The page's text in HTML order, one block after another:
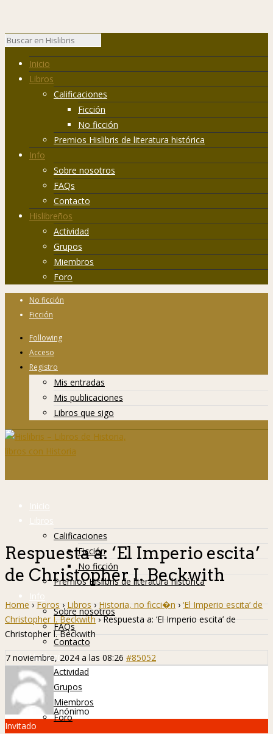
Inicio
Libros
Calificaciones
Ficción
No ficción
Premios Hislibris de literatura histórica
Info
Sobre nosotros
FAQs
Contacto
Hislibreños
Actividad
Grupos
Miembros
Foro
No ficción
Ficción
Following
Acceso
Registro
Mis entradas
Mis publicaciones
Libros que sigo
Inicio
Libros
Calificaciones
Ficción
No ficción
Premios Hislibris de literatura histórica
Info
Sobre nosotros
FAQs
Contacto
Hislibreños
Actividad
Grupos
Miembros
Foro
Respuesta a: ‘El Imperio escita’
de Christopher I. Beckwith
Home › Foros › Libros › Historia, no ficci�n › ‘El Imperio escita’ de
Christopher I. Beckwith › Respuesta a: ‘El Imperio escita’ de
Christopher I. Beckwith
7 noviembre, 2024 a las 08:26 #85052
Anónimo
Invitado